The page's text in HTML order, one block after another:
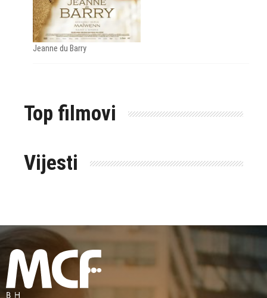
Jeanne du Barry
Top filmovi
Vijesti